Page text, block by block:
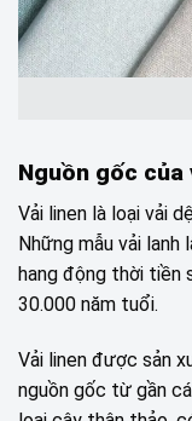
Nguồn gốc của
Vải linen là loại vải
Những mẫu vải
hang động thời
30.000 năm tuổi.
Vải linen được sản
nguồn gốc từ gần